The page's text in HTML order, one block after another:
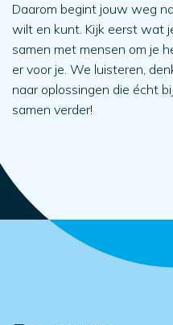
Daarom begint jouw weg
wilt en kunt. Kijk eerst wat
samen met mensen om je
er voor je. We luisteren,
naar oplossingen die écht
samen verder!